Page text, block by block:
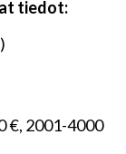
tiedot:
)
€, 2001-4000